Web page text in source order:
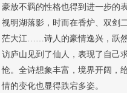
豪放不羁的性格也得到进一步的
视明湖落影，时而在香炉、双剑
茫大江……诗人的豪情逸兴，跃
访庐山见到了仙人，表现了自己
怆。全诗想象丰富，境界开阔，
情的变化也显得跌宕多姿。